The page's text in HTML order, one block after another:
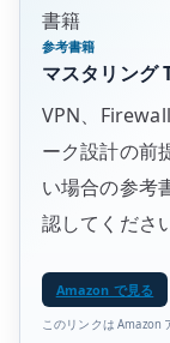
書籍
参考書籍
マスタリング
VPN、
ーク設計の前
い場合の参考
認してくださ
Amazon で見る
このリンクは Amazon